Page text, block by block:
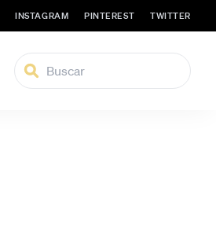
INSTAGRAM PINTEREST TWITTER